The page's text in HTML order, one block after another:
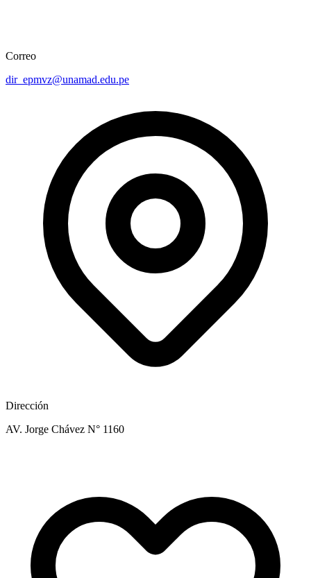
Correo
dir_epmvz@unamad.edu.pe
Dirección
AV. Jorge Chávez N° 1160